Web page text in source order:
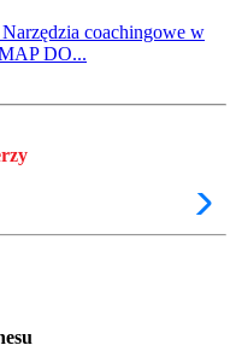
coachingowe w
DO...